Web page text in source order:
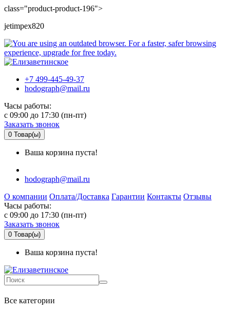
class="product-product-196">
jetimpex820
+7 499-445-49-37
hodograph@mail.ru
Часы работы:
c 09:00 до 17:30 (пн-пт)
Заказать звонок
0 Товар(ы)
Ваша корзина пуста!
hodograph@mail.ru
О компании Оплата/Доставка Гарантии Контакты Отзывы
Часы работы:
c 09:00 до 17:30 (пн-пт)
Заказать звонок
0 Товар(ы)
Ваша корзина пуста!
Все категории